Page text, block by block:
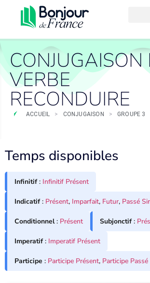
CONJUGAISON
VERBE
RECONDUIRE
ACCUEIL > CONJUGAISON > GROUPE 3
Temps disponibles
Infinitif: Infinitif Présent
Indicatif: Présent, Imparfait, Futur, Passé
Conditionnel: Présent Subjonctif:
Imperatif: Imperatif Présent
Participe : Participe Présent, Participe Passé